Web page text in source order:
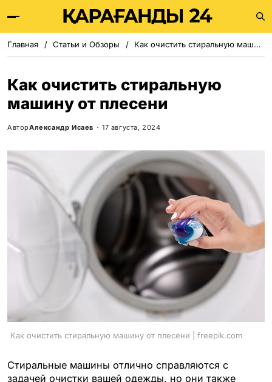
Главная Статьи и Обзоры Как очистить стиральную машину от плесени
Как очистить стиральную
машину от плесени
АвторАлександр Исаев 17 августа, 2024
Как очистить стиральную машину от плесени | freepik.com
Стиральные машины отлично справляются с
задачей очистки вашей одежды, но они также